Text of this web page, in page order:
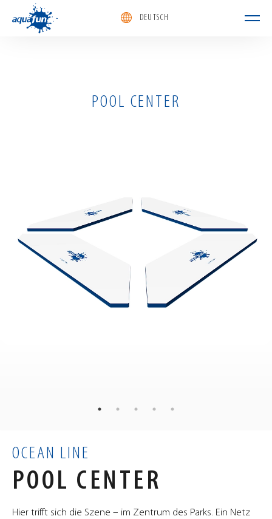
DEUTSCH
POOL CENTER
kg
OCEAN LINE
POOL CENTER
Hier trifft sich die Szene – im Zentrum des Parks. Ein Netz